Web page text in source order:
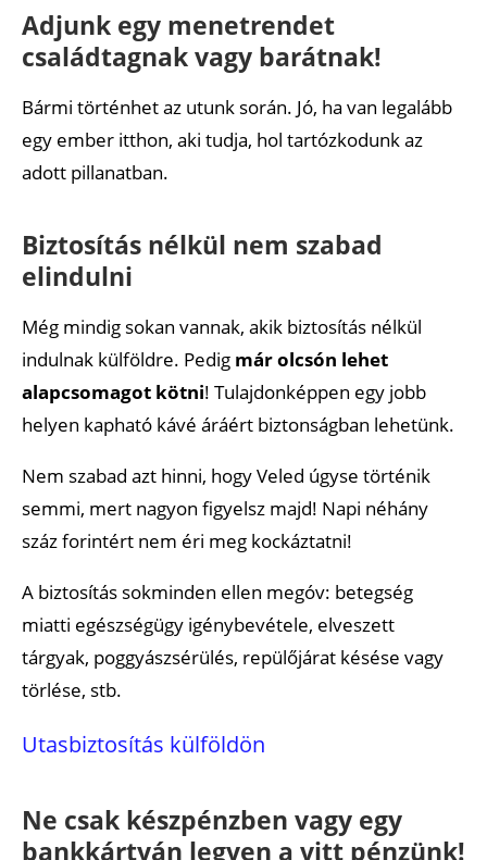
Adjunk egy menetrendet
családtagnak vagy barátnak!
Bármi történhet az utunk során. Jó, ha van legalább
egy ember itthon, aki tudja, hol tartózkodunk az
adott pillanatban.
Biztosítás nélkül nem szabad
elindulni
Még mindig sokan vannak, akik biztosítás nélkül
indulnak külföldre. Pedig már olcsón lehet
alapcsomagot kötni! Tulajdonképpen egy jobb
helyen kapható kávé áráért biztonságban lehetünk.
Nem szabad azt hinni, hogy Veled úgyse történik
semmi, mert nagyon figyelsz majd! Napi néhány
száz forintért nem éri meg kockáztatni!
A biztosítás sokminden ellen megóv: betegség
miatti egészségügy igénybevétele, elveszett
tárgyak, poggyászsérülés, repülőjárat késése vagy
törlése, stb.
Utasbiztosítás külföldön
Ne csak készpénzben vagy egy
bankkártyán legyen a vitt pénzünk!